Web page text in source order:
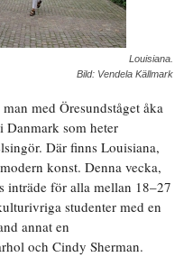
Louisiana.
Bild: Vendela Källmark
med Öresundståget åka
som heter
Där finns Louisiana,
konst. Denna vecka,
inträde för alla mellan 18–27
studenter med en
annat en
och Cindy Sherman.